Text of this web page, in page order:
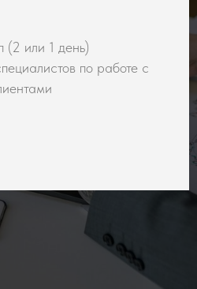
(2 или 1 день)
по работе с